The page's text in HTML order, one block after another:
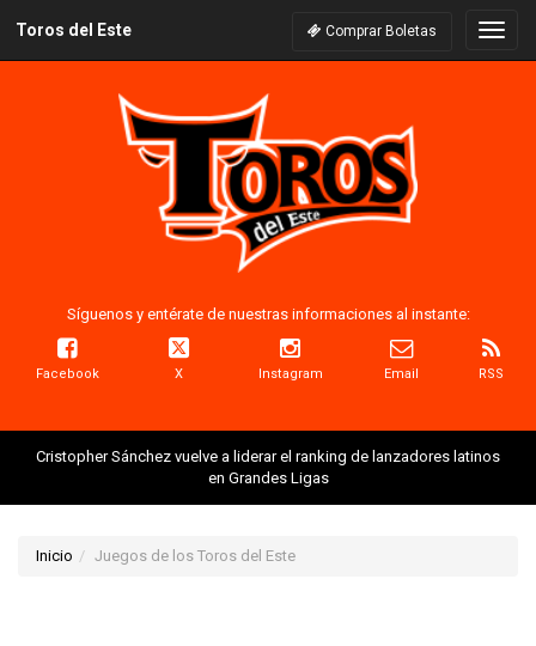
Toros del Este Comprar Boletas
Síguenos y entérate de nuestras informaciones al instante:
Facebook X Instagram Email RSS
Cristopher Sánchez vuelve a liderar el ranking de lanzadores latinos
en Grandes Ligas
Inicio Juegos de los Toros del Este